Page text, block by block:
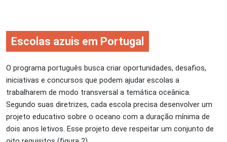
Escolas azuis em Portugal
O programa português busca criar oportunidades, desafios,
iniciativas e concursos que podem ajudar escolas a
trabalharem de modo transversal a temática oceânica.
Segundo suas diretrizes, cada escola precisa desenvolver um
projeto educativo sobre o oceano com a duração mínima de
dois anos letivos. Esse projeto deve respeitar um conjunto de